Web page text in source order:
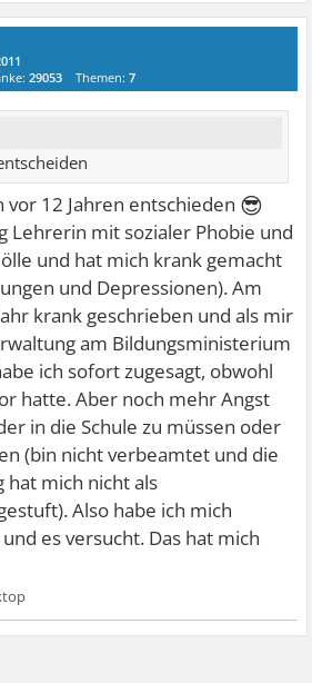
29053 Themen:7
vor 12 Jahren entschieden 😎
Lehrerin mit sozialer Phobie und
und hat mich krank gemacht
und Depressionen). Am
krank geschrieben und als mir
am Bildungsministerium
ich sofort zugesagt, obwohl
hatte. Aber noch mehr Angst
in die Schule zu müssen oder
(bin nicht verbeamtet und die
hat mich nicht als
Also habe ich mich
es versucht. Das hat mich